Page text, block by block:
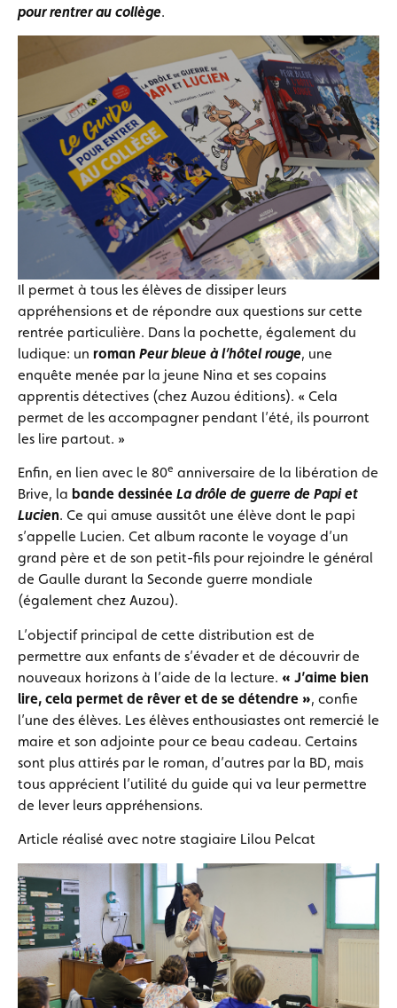
pour rentrer au collège.
Il permet à tous les élèves de dissiper leurs
appréhensions et de répondre aux questions sur cette
rentrée particulière. Dans la pochette, également du
ludique: un roman Peur bleue à l’hôtel rouge, une
enquête menée par la jeune Nina et ses copains
apprentis détectives (chez Auzou éditions). « Cela
permet de les accompagner pendant l’été, ils pourront
les lire partout. »
Enfin, en lien avec le 80e anniversaire de la libération de
Brive, la bande dessinée La drôle de guerre de Papi et
Lucien. Ce qui amuse aussitôt une élève dont le papi
s’appelle Lucien. Cet album raconte le voyage d’un
grand père et de son petit-fils pour rejoindre le général
de Gaulle durant la Seconde guerre mondiale
(également chez Auzou).
L’objectif principal de cette distribution est de
permettre aux enfants de s’évader et de découvrir de
nouveaux horizons à l’aide de la lecture. « J’aime bien
lire, cela permet de rêver et de se détendre », confie
l’une des élèves. Les élèves enthousiastes ont remercié le
maire et son adjointe pour ce beau cadeau. Certains
sont plus attirés par le roman, d’autres par la BD, mais
tous apprécient l’utilité du guide qui va leur permettre
de lever leurs appréhensions.
Article réalisé avec notre stagiaire Lilou Pelcat